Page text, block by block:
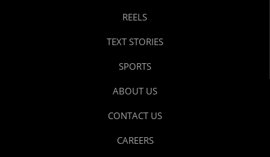
REELS
TEXT STORIES
SPORTS
ABOUT US
CONTACT US
CAREERS